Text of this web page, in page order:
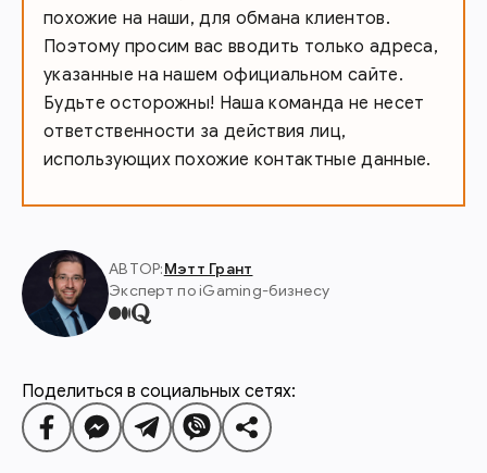
похожие на наши, для обмана клиентов.
Поэтому просим вас вводить только адреса,
указанные на нашем официальном сайте.
Будьте осторожны! Наша команда не несет
ответственности за действия лиц,
использующих похожие контактные данные.
АВТОР:Мэтт Грант
Эксперт по iGaming-бизнесу
Поделиться в социальных сетях: